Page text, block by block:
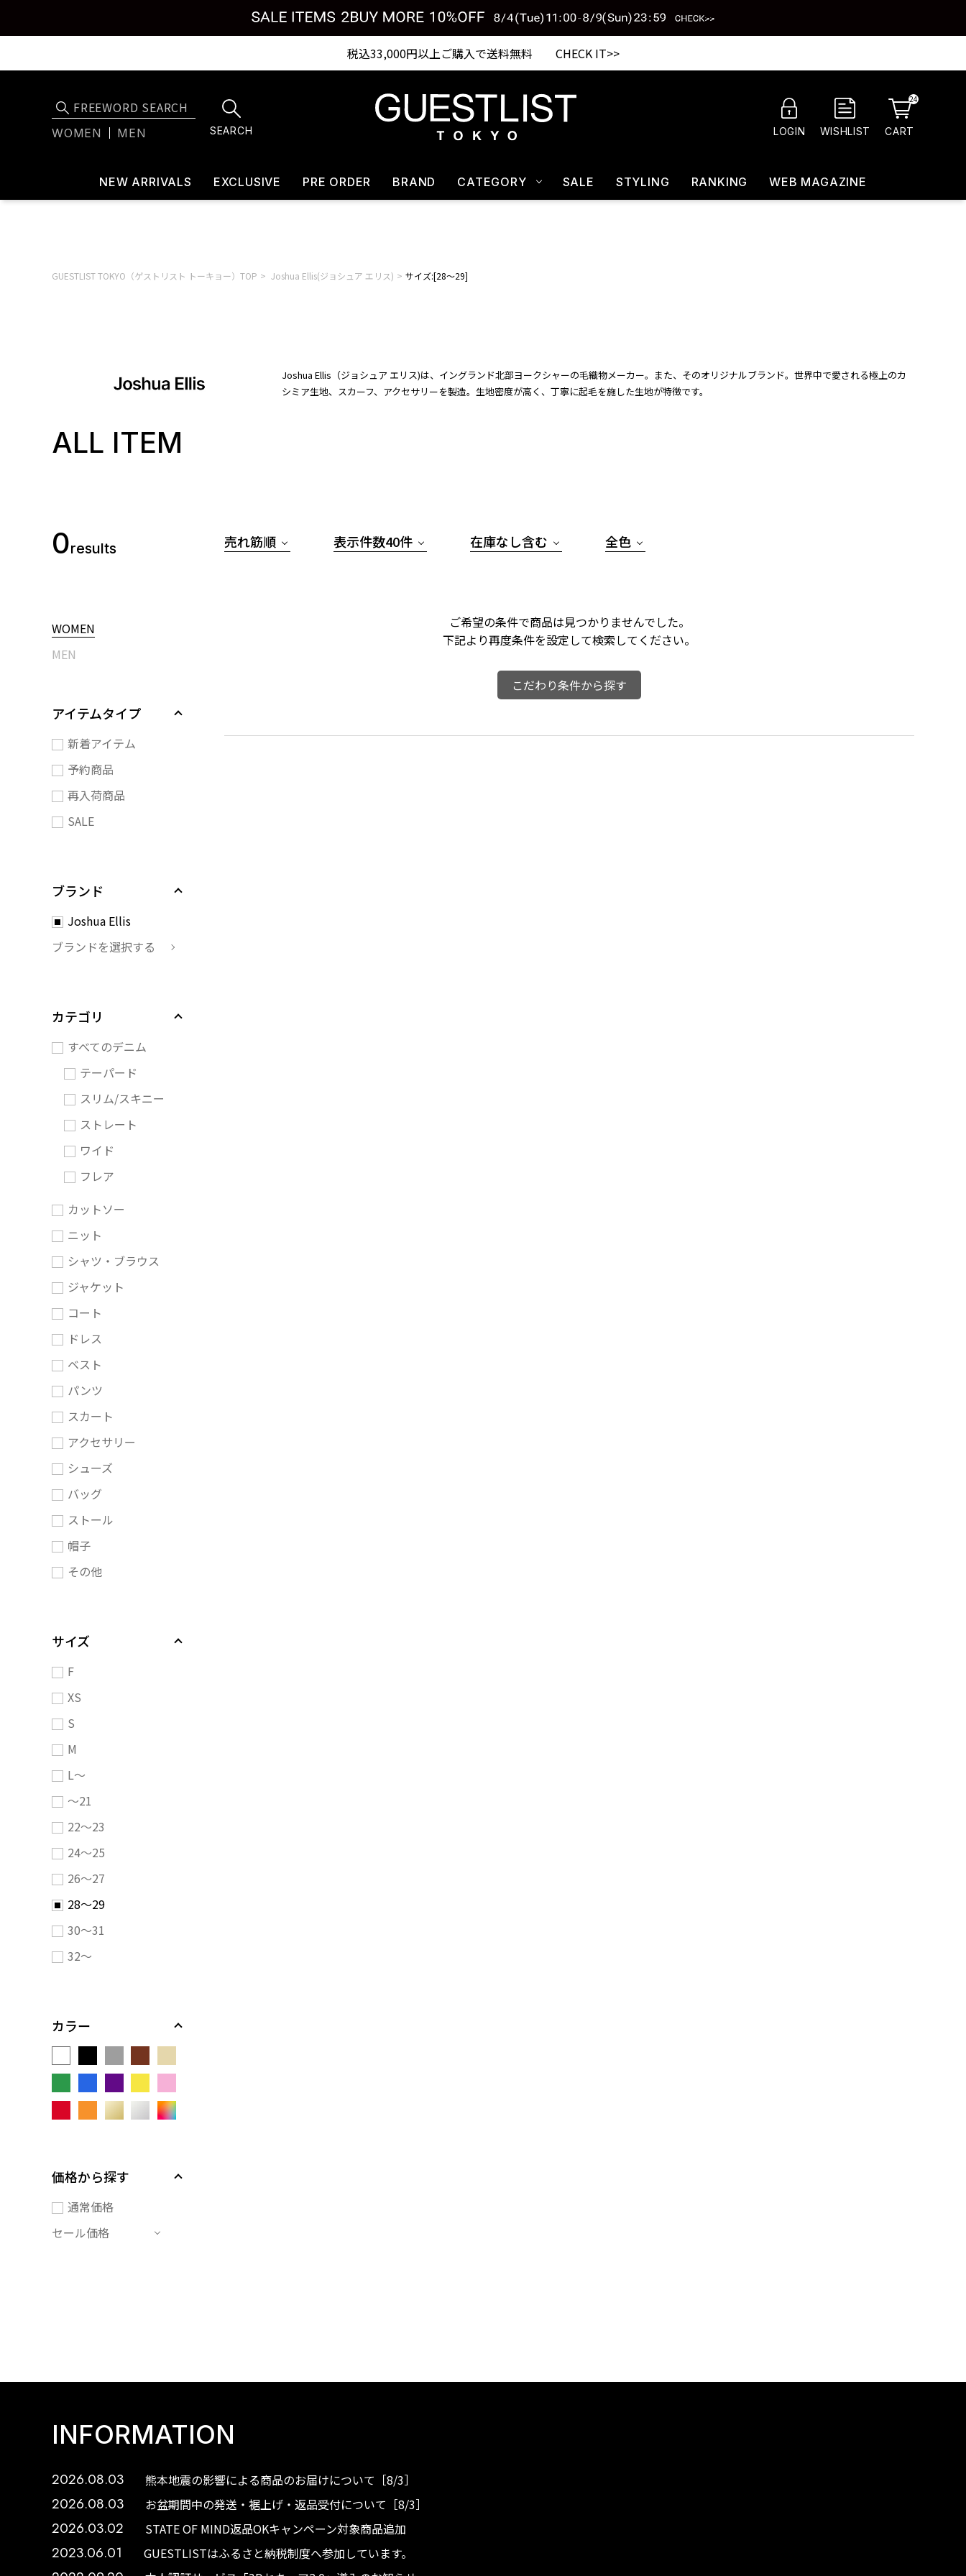
税込33,000円以上ご購入で送料無料 CHECK IT>>
WOMEN MEN SEARCH LOGIN WISHLIST CART
24
NEW ARRIVALS EXCLUSIVE PRE ORDER BRAND CATEGORY SALE STYLING RANKING WEB MAGAZINE
GUESTLIST TOKYO（ゲストリスト トーキョー）TOP Joshua Ellis(ジョシュア エリス) サイズ:[28～29]
Joshua Ellis（ジョシュア エリス)は、イングランド北部ヨークシャーの毛織物メーカー。また、そのオリジナルブランド。世界中で愛される極上のカ
シミア生地、スカーフ、アクセサリーを製造。生地密度が高く、丁寧に起毛を施した生地が特徴です。
ALL ITEM
0results
WOMEN
MEN
アイテムタイプ
新着アイテム
予約商品
再入荷商品
SALE
ブランド
Joshua Ellis
ブランドを選択する
カテゴリ
すべてのデニム
テーパード
スリム/スキニー
ストレート
ワイド
フレア
カットソー
ニット
シャツ・ブラウス
ジャケット
コート
ドレス
ベスト
パンツ
スカート
アクセサリー
シューズ
バッグ
ストール
帽子
その他
サイズ
F
XS
S
M
L～
～21
22～23
24～25
26～27
28～29
30～31
32～
カラー
価格から探す
通常価格
セール価格
売れ筋順 表示件数40件 在庫なし含む 全色
ご希望の条件で商品は見つかりませんでした。
下記より再度条件を設定して検索してください。
こだわり条件から探す
INFORMATION
2026.08.03 熊本地震の影響による商品のお届けについて［8/3］
2026.08.03 お盆期間中の発送・裾上げ・返品受付について［8/3］
2026.03.02 STATE OF MIND返品OKキャンペーン対象商品追加
2023.06.01 GUESTLISTはふるさと納税制度へ参加しています。